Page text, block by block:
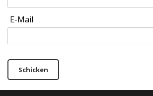
E-Mail
Schicken